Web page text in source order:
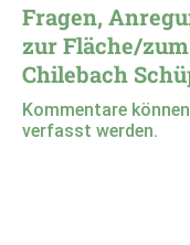
Fragen,
zur Fläche/
Chilebach
Kommentare
verfasst werden.